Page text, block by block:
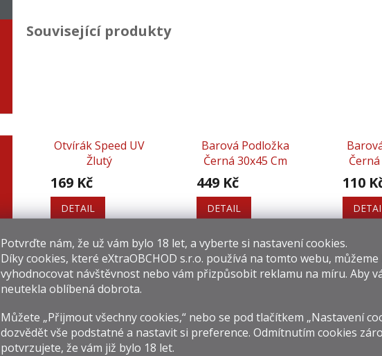
Potvrďte nám​​, že už vám bylo 18 let, a vyberte si nastavení cookies.
Díky cookies, které eXtraOBCHOD s.r.o. používá na tomto webu, můžeme
vyhodnocovat návštěvnost nebo vám přizpůsobit reklamu na míru. Aby
neutekla oblíbená dobrota.
Můžete „Přijmout všechny cookies,“ nebo se pod tlačítkem „Nastavení
dozvědět vše podstatné a nastavit si preference. Odmítnutím cookies
potvrzujete, že vám již bylo 18 let.
Související produkty
Otvírák Speed UV
Žlutý
169 Kč
DETAIL
Barová Podložka
Černá 30x45 Cm
449 Kč
DETAIL
110